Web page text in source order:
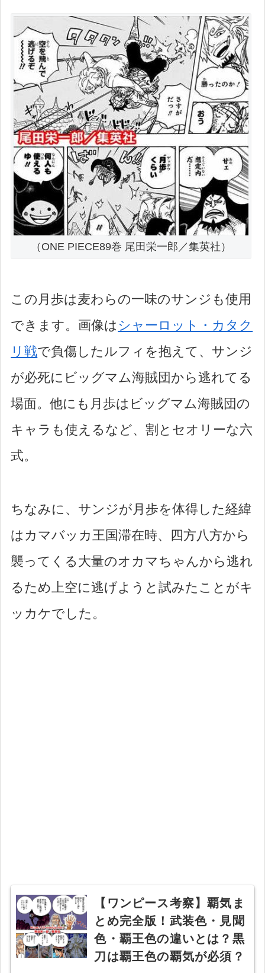
（ONE PIECE89巻 尾田栄一郎／集英社）
この月歩は麦わらの一味のサンジも使用
できます。画像は シャーロット・カタク
リ戦で負傷したルフィを抱えて、サンジ
が必死にビッグマム海賊団から逃れてる
場面。他にも月歩はビッグマム海賊団の
キャラも使えるなど、割とセオリーな六
式。
ちなみに、サンジが月歩を体得した経緯
はカマバッカ王国滞在時、四方八方から
襲ってくる大量のオカマちゃんから逃れ
るため上空に逃げようと試みたことがキ
ッカケでした。
【ワンピース考察】覇気ま
とめ完全版！武装色・見聞
色・覇王色の違いとは？黒
刀は覇王色の覇気が必須？